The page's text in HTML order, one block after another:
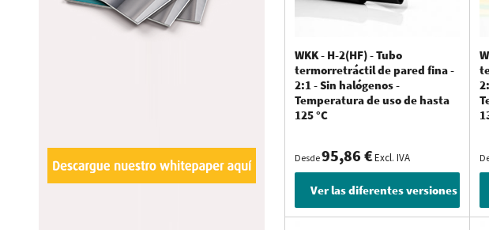
Los tubos termorretráctiles de pared
Tubos termorretráctiles de pared
Los tubos termorretráctiles depared
embargo, la flexibilidad es menor que
Surtidos y expositores
WKK - H-2(HF) - Tubo
termorretráctil de pared fina -
2:1 - Sin halógenos -
Temperatura de uso de hasta
125 °C
Desde95,86 €Excl. IVA
Ver las diferentes versiones